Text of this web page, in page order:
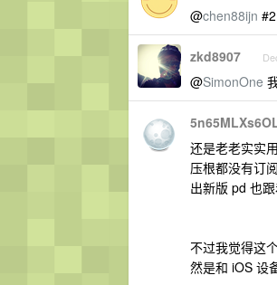
@chen88ijn
zkd8907
@SimonOne
还是老老实实
压根都没有订
出新版 pd 也
不过我觉得这
然是和 iOS 设